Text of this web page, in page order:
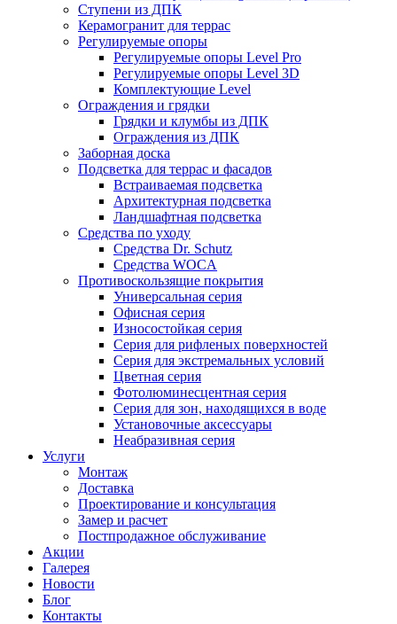
Ступени из ДПК
Керамогранит для террас
Регулируемые опоры
Регулируемые опоры Level Pro
Регулируемые опоры Level 3D
Комплектующие Level
Ограждения и грядки
Грядки и клумбы из ДПК
Ограждения из ДПК
Заборная доска
Подсветка для террас и фасадов
Встраиваемая подсветка
Архитектурная подсветка
Ландшафтная подсветка
Средства по уходу
Средства Dr. Schutz
Средства WOCA
Противоскользящие покрытия
Универсальная серия
Офисная серия
Износостойкая серия
Серия для рифленых поверхностей
Серия для экстремальных условий
Цветная серия
Фотолюминесцентная серия
Серия для зон, находящихся в воде
Установочные аксессуары
Неабразивная серия
Услуги
Монтаж
Доставка
Проектирование и консультация
Замер и расчет
Постпродажное обслуживание
Акции
Галерея
Новости
Блог
Контакты